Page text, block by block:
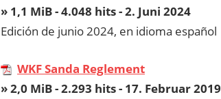
» 1,1 MiB - 4.048 hits - 2. Juni 2024
Edición de junio 2024, en idioma español
WKF Sanda Reglement
» 2,0 MiB - 2.293 hits - 17. Februar 2019